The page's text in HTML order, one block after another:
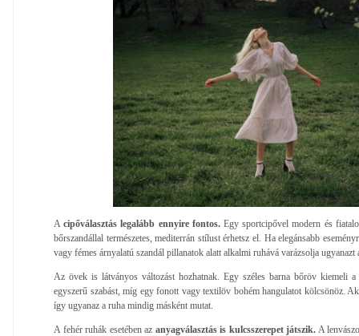
Acipőválasztás legalább ennyire fontos.Egy sportcipővel modern és
bőrszandállal természetes, mediterrán stílust érhetsz el. Ha elegánsabb
vagy fémes árnyalatú szandál pillanatok alatt alkalmi ruhává varázsolja ugyanazt
Az övek is látványos változást hozhatnak. Egy széles barna bőröv kiemeli a
egyszerű szabást, míg egy fonott vagy textilöv bohém hangulatot kölcsönöz.
így ugyanaz a ruha mindig másként mutat.
A fehér ruhák esetében az anyagválasztás is kulcsszerepet játszik. A